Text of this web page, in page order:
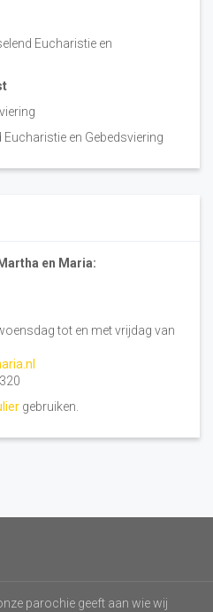
Eucharistie en
en Gebedsviering
en Maria:
tot en met vrijdag van
gebruiken.
parochie geeft aan wie wij